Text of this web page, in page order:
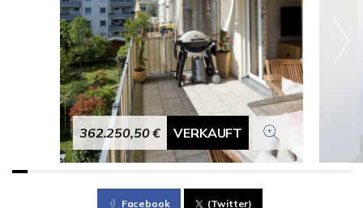
362.250,50 € VERKAUFT
Facebook (Twitter)